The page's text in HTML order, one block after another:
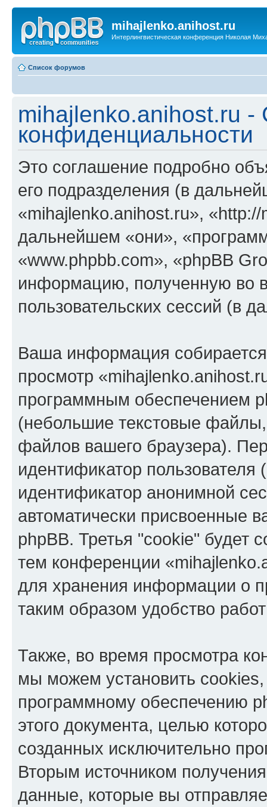
mihajlenko.anihost.ru
Интерлингвистическая конференция Николая
Список форумов
mihajlenko.anihost.ru -
конфиденциальности
Это соглашение подробно
его подразделения (в
«mihajlenko.anihost.ru»,
дальнейшем «они»,
«www.phpbb.com», «phpBB
информацию, полученную во
пользовательских сессий (в
Ваша информация
просмотр
программным обеспечением
(небольшие текстовые
файлов вашего браузера).
идентификатор
идентификатор анонимной
автоматически присвоенные
phpBB. Третья "cookie" будет
тем конференции
для хранения информации о
таким образом удобство
Также, во время просмотра
мы можем установить
программному обеспечению
этого документа, целью
созданных исключительно
Вторым источником
данные, которые вы